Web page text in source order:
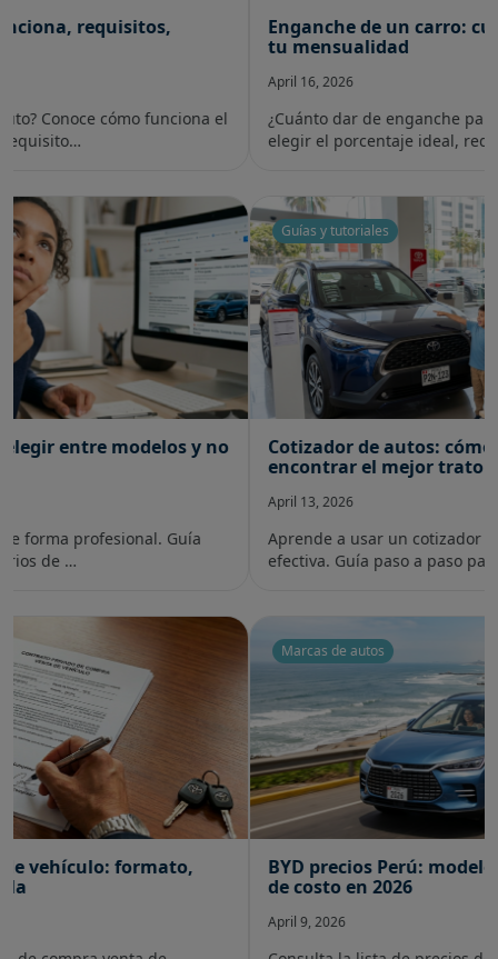
Enganche de un carro: cuánto dar y cómo afecta
¿Cuánto dar de enganche para un carro? Aprende cómo
elegir el porcentaje ideal, reducir t…
Guías y tutoriales
Cotizador de autos: cómo comparar precios y
Aprende a usar un cotizador de autos online de forma
efectiva. Guía paso a paso para comp…
Marcas de autos
BYD precios Perú: modelos, versiones y rangos